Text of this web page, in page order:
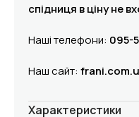
спідниця в ціну не
Наші телефони: 095-
Наш сайт:
Характеристики